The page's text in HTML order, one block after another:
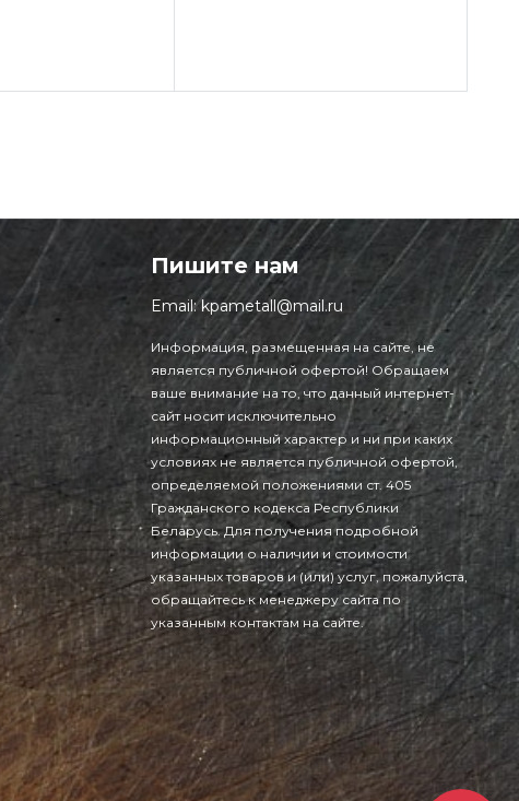
Пишите нам
Email:kpametall@mail.ru